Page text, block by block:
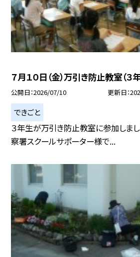
７月１０日（金）万引き防止教室（３年
公開日 2026/07/10 更新日
できごと
３年生が万引き防止教室に参加しま
察署スクールサポーター様で...